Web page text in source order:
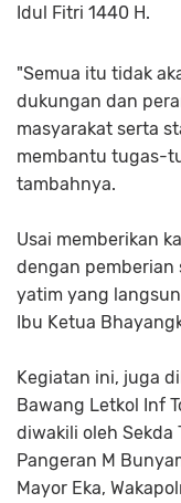
Idul Fitri 1440 H.
"Semua itu tidak
dukungan dan
masyarakat serta
membantu tugas-
tambahnya.
Usai memberikan
dengan pemberian
yatim yang
Ibu Ketua
Kegiatan ini, juga
Bawang Letkol Inf
diwakili oleh Sekda
Pangeran M
Mayor Eka,